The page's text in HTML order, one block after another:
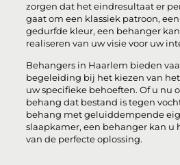
zorgen dat het eindresultaat er
gaat om een ​​klassiek patroon,
gedurfde kleur, een behanger
realiseren van uw visie voor uw
Behangers in Haarlem bieden
begeleiding bij het kiezen van
uw specifieke behoeften. Of u nu
behang dat bestand is tegen
behang met geluiddempende
slaapkamer, een behanger kan u
van de perfecte oplossing.